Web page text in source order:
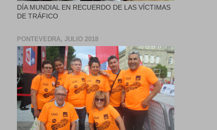
DÍA MUNDIAL EN RECUERDO DE LAS VÍCTIMAS
DE TRÁFICO
PONTEVEDRA, JULIO 2018